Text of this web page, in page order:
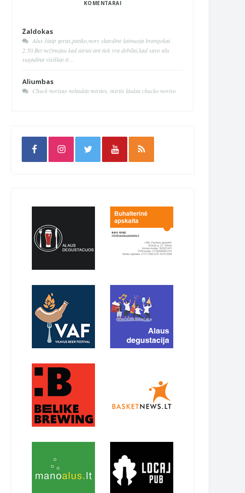
KOMENTARAI
Žaldokas
Alus šiaip geras,patiko,nors skardinė kainuoja brangokai
2.50.Bet nežinojau kad airiai ant tiek yra debilai,kad savo alu
sugadina visiškai ir...
Aliumbas
Chuck norisas nelaukia mirties, mirtis laukia chucko noriso